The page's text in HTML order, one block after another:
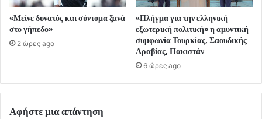
«Μείνε δυνατός και σύντομα ξανά
στο γήπεδο»
2 ώρες ago
«Πλήγμα για την ελληνική
εξωτερική πολιτική» η αμυντική
συμφωνία Τουρκίας, Σαουδικής
Αραβίας, Πακιστάν
6 ώρες ago
Αφήστε μια απάντηση